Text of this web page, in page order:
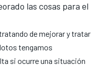
las cosas para el
de mejorar y tratar
tengamos
si ocurre una situación